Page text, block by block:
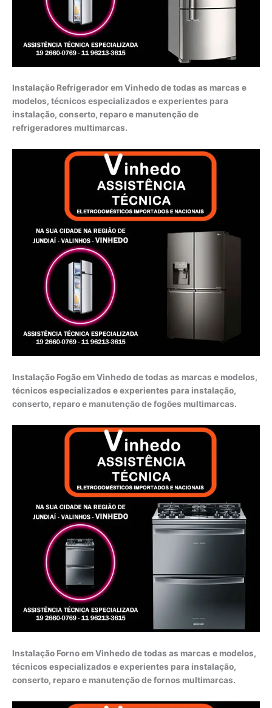
Instalação Refrigerador em Vinhedo de todas as marcas e
modelos, técnicos especializados e experientes para
instalação, conserto, reparo e manutenção de
refrigeradores multimarcas.
Instalação Fogão em Vinhedo de todas as marcas e modelos,
técnicos especializados e experientes para instalação,
conserto, reparo e manutenção de fogões multimarcas.
Instalação Forno em Vinhedo de todas as marcas e modelos,
técnicos especializados e experientes para instalação,
conserto, reparo e manutenção de fornos multimarcas.